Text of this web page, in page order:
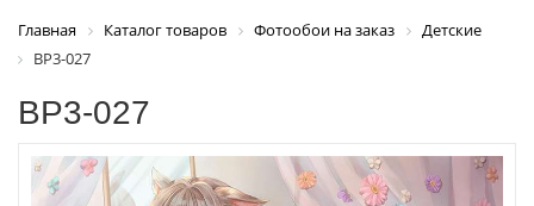
Главная Каталог товаров Фотообои на заказ
Детские
ВР3-027
ВР3-027